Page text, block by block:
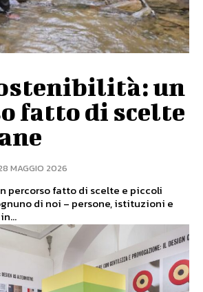
un
fatto di scelte
MAGGIO 2026
percorso fatto di scelte e piccoli
di noi – persone, istituzioni e